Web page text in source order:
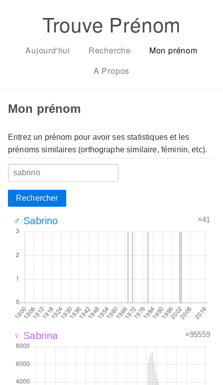
Trouve Prénom
Aujourd'hui Recherche
Mon prénom
A Propos
Mon prénom
Entrez un prénom pour avoir ses statistiques et les
prénoms similaires (orthographe similaire, féminin, etc).
Rechercher
♂ Sabrino ×41
♀ Sabrina ×95559